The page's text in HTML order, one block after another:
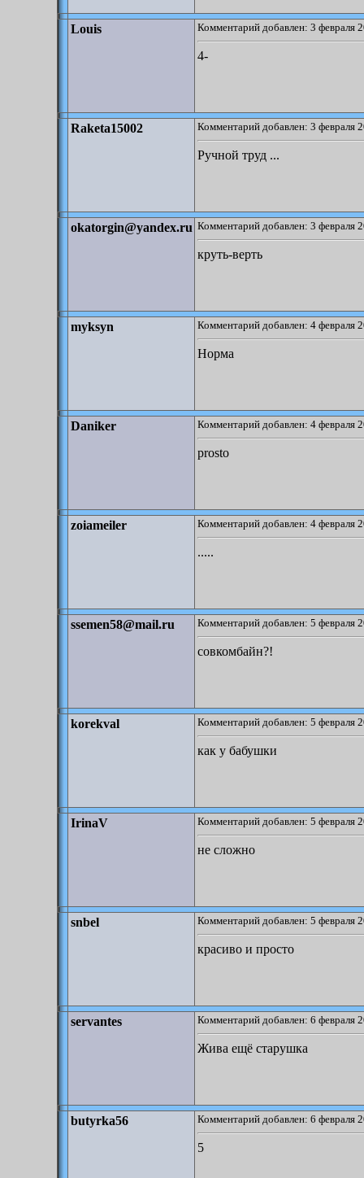
Louis Комментарий добавлен: 3 февраля
4-
Raketa15002 Комментарий добавлен: 3 февраля
Ручной труд ...
okatorgin@yandex.ru Комментарий добавлен: 3 февраля
круть-верть
myksyn Комментарий добавлен: 4 февраля
Норма
Daniker Комментарий добавлен: 4 февраля
prosto
zoiameiler Комментарий добавлен: 4 февраля
.....
ssemen58@mail.ru Комментарий добавлен: 5 февраля
совкомбайн?!
korekval Комментарий добавлен: 5 февраля
как у бабушки
IrinaV Комментарий добавлен: 5 февраля
не сложно
snbel Комментарий добавлен: 5 февраля
красиво и просто
servantes Комментарий добавлен: 6 февраля
Жива ещё старушка
butyrka56 Комментарий добавлен: 6 февраля
5